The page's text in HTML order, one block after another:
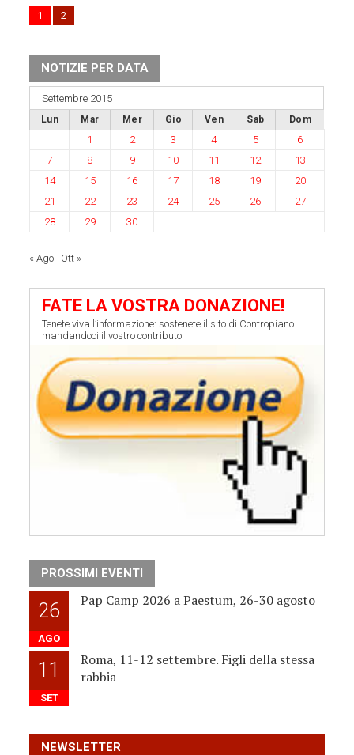
1 2
NOTIZIE PER DATA
Settembre 2015
Lun Mar Mer Gio Ven Sab Dom
1 2 3 4 5
6
7
8 9 10 11 12
13
14
15 16 17 18 19
20
21
22 23 24 25 26
27
28
29 30
« Ago Ott »
FATE LA VOSTRA DONAZIONE!
Tenete viva l’informazione: sostenete il sito di Contropiano
mandandoci il vostro contributo!
PROSSIMI EVENTI
26
AGO
Pap Camp 2026 a Paestum, 26-30 agosto
11
SET
Roma, 11-12 settembre. Figli della stessa
rabbia
NEWSLETTER